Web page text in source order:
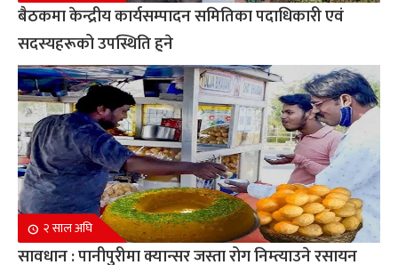
बैठकमा केन्द्रीय कार्यसम्पादन समितिका पदाधिकारी एवं
सदस्यहरूको उपस्थिति हुने
२ साल अघि
सावधान : पानीपुरीमा क्यान्सर जस्ता रोग निम्त्याउने रसायन